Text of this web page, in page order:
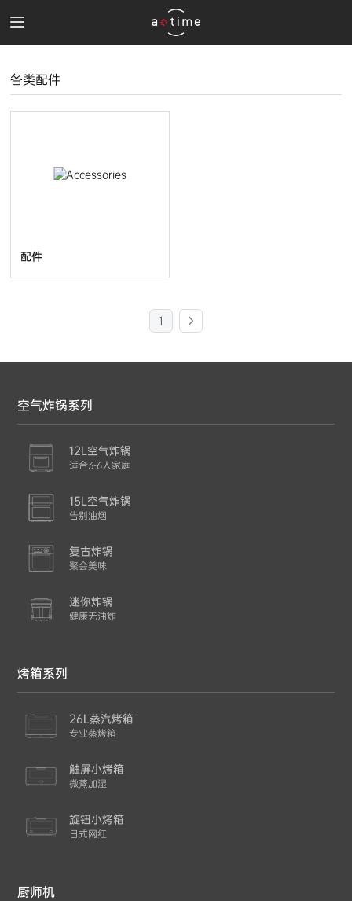
各类配件
配件
1
空气炸锅系列
12L空气炸锅
适合3-6人家庭
15L空气炸锅
告别油烟
复古炸锅
聚会美味
迷你炸锅
健康无油炸
烤箱系列
26L蒸汽烤箱
专业蒸烤箱
触屏小烤箱
微蒸加湿
旋钮小烤箱
日式网红
厨师机